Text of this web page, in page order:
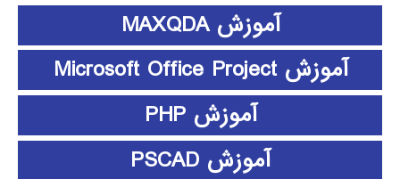
آموزش MAXQDA
آموزش Microsoft Office Project
آموزش PHP
آموزش PSCAD